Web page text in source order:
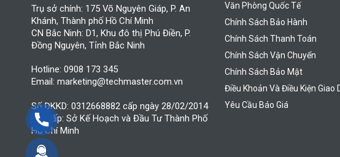
Trụ sở chính: 175 Võ Nguyên Giáp, P. An
Khánh, Thành phố Hồ Chí Minh
CN Bắc Ninh: D1, Khu đô thị Phú Điền, P.
Đồng Nguyên, Tỉnh Bắc Ninh
Hotline: 0908 173 345
Email: marketing@techmaster.com.vn
Số ĐKKD: 0312668882 cấp ngày 28/02/2014
Nơi cấp: Sở Kế Hoạch và Đầu Tư Thành Phố
Hồ Chí Minh
Văn Phòng Quốc Tế
Chính Sách Bảo Hành
Chính Sách Thanh Toán
Chính Sách Vận Chuyển
Chính Sách Bảo Mật
Điều Khoản Và Điều Kiện Giao
Yêu Cầu Báo Giá